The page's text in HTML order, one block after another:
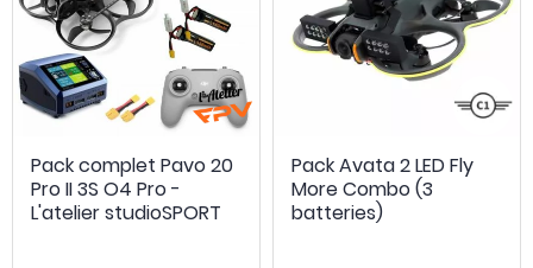
Pack complet Pavo 20
Pro II 3S O4 Pro -
L'atelier studioSPORT
Pack Avata 2 LED Fly
More Combo (3
batteries)